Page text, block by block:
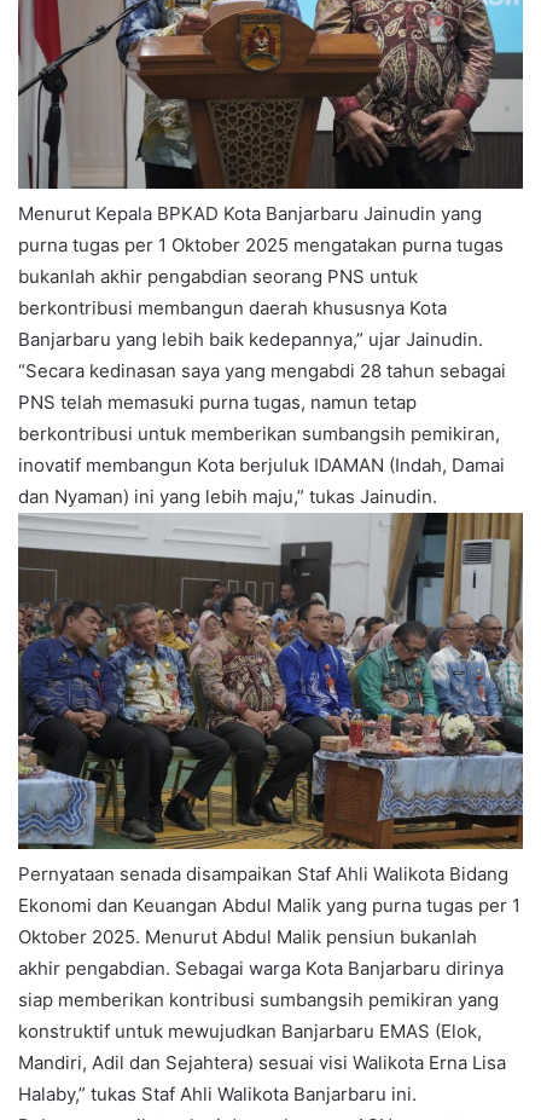
Menurut Kepala BPKAD Kota Banjarbaru Jainudin yang
purna tugas per 1 Oktober 2025 mengatakan purna tugas
bukanlah akhir pengabdian seorang PNS untuk
berkontribusi membangun daerah khususnya Kota
Banjarbaru yang lebih baik kedepannya,” ujar Jainudin.
“Secara kedinasan saya yang mengabdi 28 tahun sebagai
PNS telah memasuki purna tugas, namun tetap
berkontribusi untuk memberikan sumbangsih pemikiran,
inovatif membangun Kota berjuluk IDAMAN (Indah, Damai
dan Nyaman) ini yang lebih maju,” tukas Jainudin.
Pernyataan senada disampaikan Staf Ahli Walikota Bidang
Ekonomi dan Keuangan Abdul Malik yang purna tugas per 1
Oktober 2025. Menurut Abdul Malik pensiun bukanlah
akhir pengabdian. Sebagai warga Kota Banjarbaru dirinya
siap memberikan kontribusi sumbangsih pemikiran yang
konstruktif untuk mewujudkan Banjarbaru EMAS (Elok,
Mandiri, Adil dan Sejahtera) sesuai visi Walikota Erna Lisa
Halaby,” tukas Staf Ahli Walikota Banjarbaru ini.